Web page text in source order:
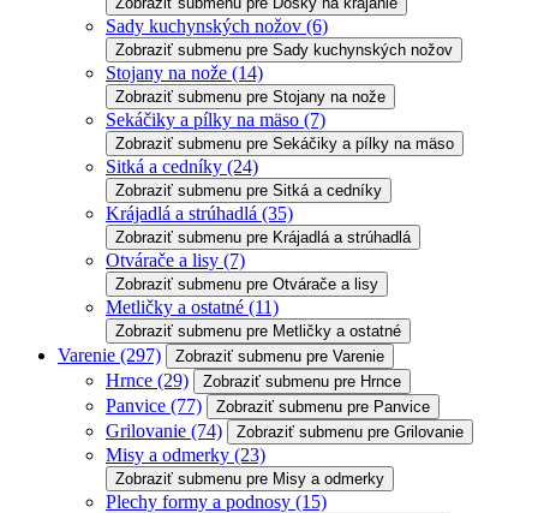
Sady kuchynských nožov (6)
Zobraziť submenu pre Sady kuchynských nožov
Stojany na nože (14)
Zobraziť submenu pre Stojany na nože
Sekáčiky a pílky na mäso (7)
Zobraziť submenu pre Sekáčiky a pílky na mäso
Sitká a cedníky (24)
Zobraziť submenu pre Sitká a cedníky
Krájadlá a strúhadlá (35)
Zobraziť submenu pre Krájadlá a strúhadlá
Otvárače a lisy (7)
Zobraziť submenu pre Otvárače a lisy
Metličky a ostatné (11)
Zobraziť submenu pre Metličky a ostatné
Varenie (297) Zobraziť submenu pre Varenie
Hrnce (29) Zobraziť submenu pre Hrnce
Panvice (77) Zobraziť submenu pre Panvice
Grilovanie (74) Zobraziť submenu pre Grilovanie
Misy a odmerky (23)
Zobraziť submenu pre Misy a odmerky
Plechy formy a podnosy (15)